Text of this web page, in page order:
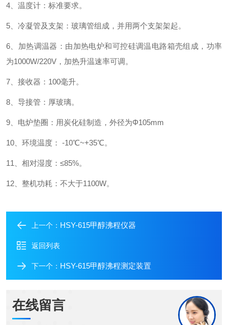
4、温度计：标准要求。
5、冷凝管及支架：玻璃管组成，并用两个支架架起。
6、加热调温器：由加热电炉和可控硅调温电路箱壳组成，功率
为1000W/220V，加热升温速率可调。
7、接收器：100毫升。
8、导接管：厚玻璃。
9、电炉垫圈：用炭化硅制造，外径为Φ105mm
10、环境温度： -10℃~+35℃。
11、相对湿度：≤85%。
12、整机功耗：不大于1100W。
上一个： HSY-615甲醇沸程仪器
返回列表
下一个： HSY-615甲醇沸程测定装置
在线留言